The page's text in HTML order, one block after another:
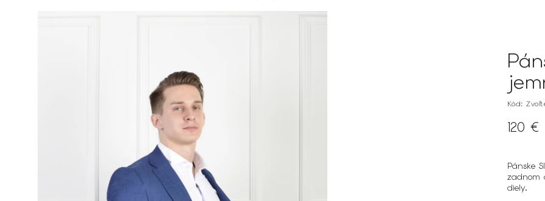
Kód:
120 €
Pánske
zadnom
diely.